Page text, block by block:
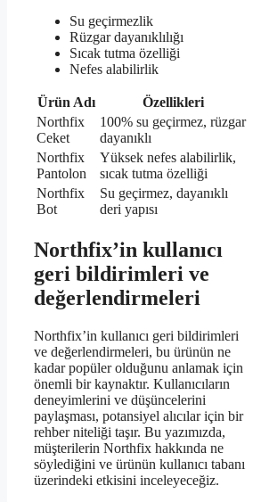
Su geçirmezlik
Rüzgar dayanıklılığı
Sıcak tutma özelliği
Nefes alabilirlik
Ürün Adı
Özellikleri
Northfix
Ceket
100% su geçirmez, rüzgar
dayanıklı
Northfix
Pantolon
Yüksek nefes alabilirlik,
sıcak tutma özelliği
Northfix
Bot
Su geçirmez, dayanıklı
deri yapısı
Northfix’in kullanıcı
geri bildirimleri ve
değerlendirmeleri
Northfix’in kullanıcı geri bildirimleri
ve değerlendirmeleri, bu ürünün ne
kadar popüler olduğunu anlamak için
önemli bir kaynaktır. Kullanıcıların
deneyimlerini ve düşüncelerini
paylaşması, potansiyel alıcılar için bir
rehber niteliği taşır. Bu yazımızda,
müşterilerin Northfix hakkında ne
söylediğini ve ürünün kullanıcı tabanı
üzerindeki etkisini inceleyeceğiz.